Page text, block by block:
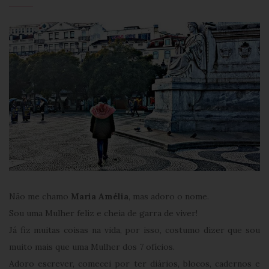
Não me chamo Maria Amélia , mas adoro o nome.
Sou uma Mulher feliz e cheia de garra de viver!
Já fiz muitas coisas na vida, por isso, costumo dizer que sou
muito mais que uma Mulher dos 7 ofícios.
Adoro escrever, comecei por ter diários, blocos, cadernos e